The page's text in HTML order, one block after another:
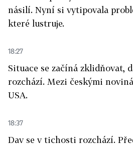
násilí. Nyní si vytipovala
které lustruje.
18:27
Situace se začíná zklidňovat,
rozchází. Mezi českými
USA.
18:37
Dav se v tichosti rozchází.